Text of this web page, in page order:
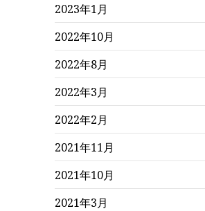
2023年1月
2022年10月
2022年8月
2022年3月
2022年2月
2021年11月
2021年10月
2021年3月